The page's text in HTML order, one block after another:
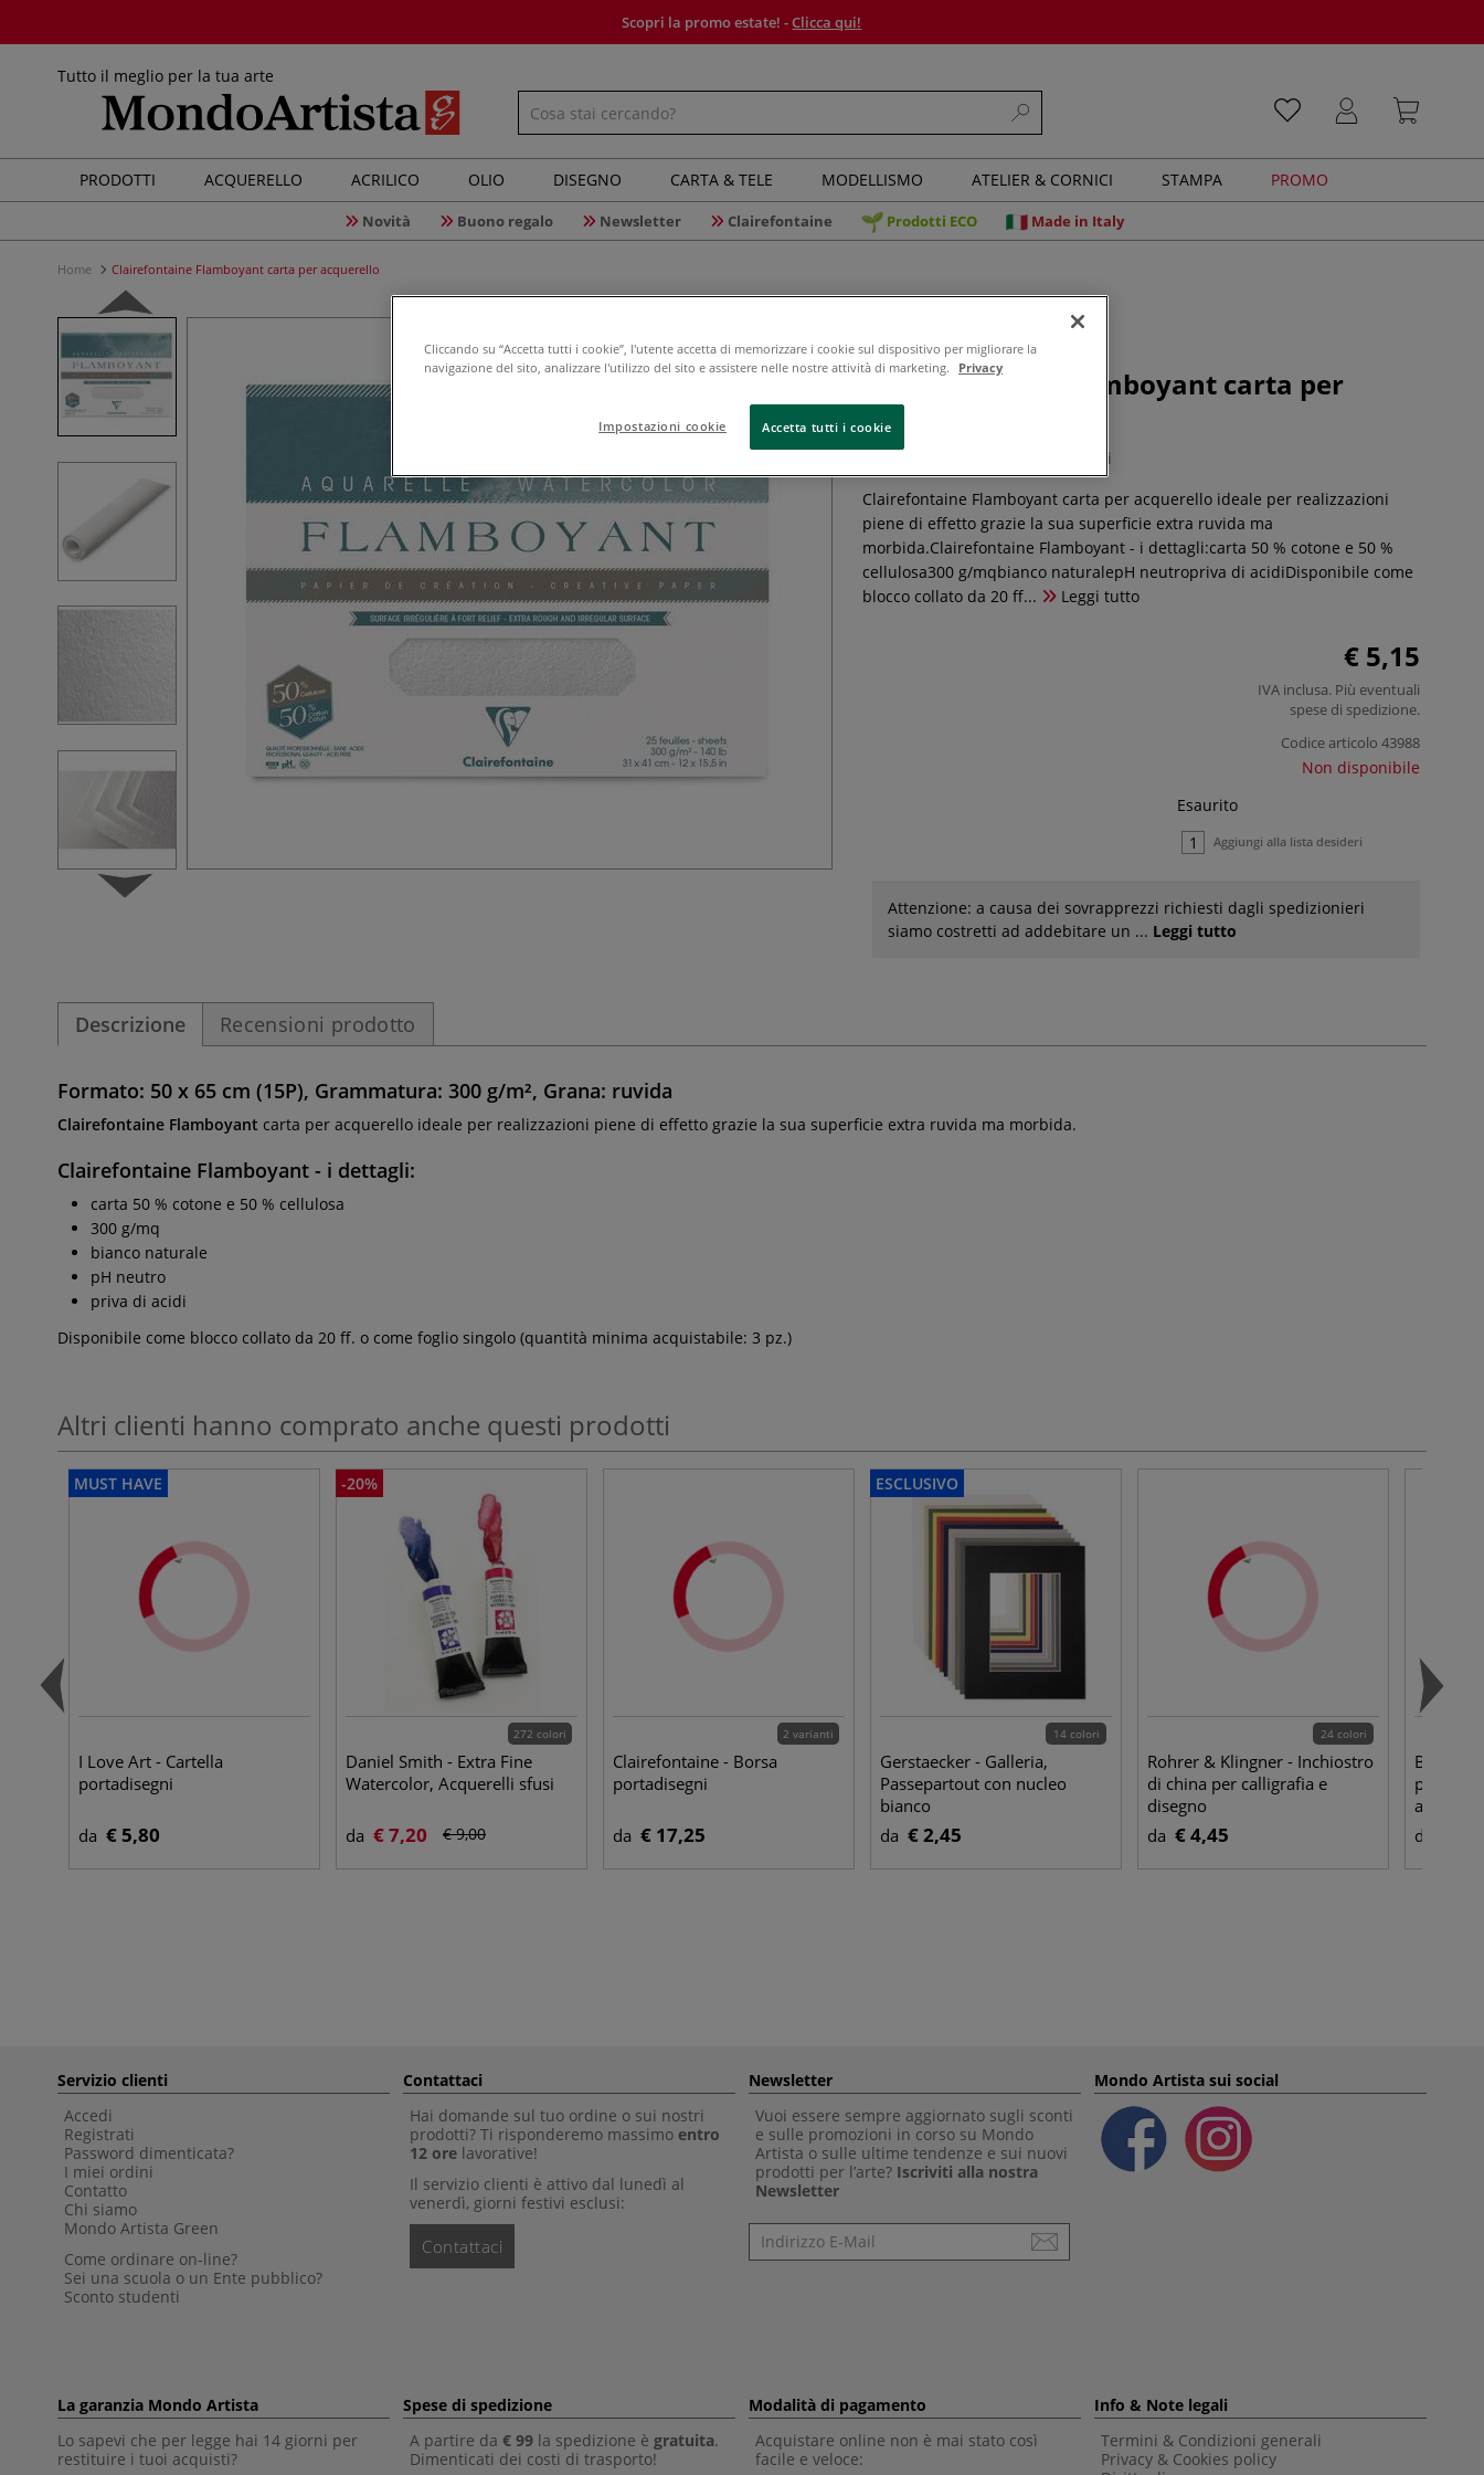
Scopri la promo estate! -Clicca qui!
Tutto il meglio per la tua arte
PRODOTTI ACQUERELLO ACRILICO OLIO DISEGNO CARTA & TELE MODELLISMO ATELIER & CORNICI STAMPA PROMO
Novità Buono regalo Newsletter Clairefontaine Prodotti ECO Made in Italy
Home Clairefontaine Flamboyant carta per acquerello
Clairefontaine Flamboyant carta per
acquerello
0 recensioni
Clairefontaine Flamboyant carta per acquerello ideale per realizzazioni
piene di effetto grazie la sua superficie extra ruvida ma
morbida.Clairefontaine Flamboyant - i dettagli:carta 50 % cotone e 50 %
cellulosa300 g/mqbianco naturalepH neutropriva di acidiDisponibile come
blocco collato da 20 ff...
Leggi tutto
€ 5,15
IVA inclusa. Più eventuali
spese di spedizione.
Codice articolo 43988
Non disponibile
Esaurito
Aggiungi alla lista desideri
Attenzione: a causa dei sovrapprezzi richiesti dagli spedizionieri
siamo costretti ad addebitare un ... Leggi tutto
Descrizione Recensioni prodotto
Formato: 50 x 65 cm (15P), Grammatura: 300 g/m², Grana: ruvida
Clairefontaine Flamboyant carta per acquerello ideale per realizzazioni piene di effetto grazie la sua superficie extra ruvida ma morbida.
Clairefontaine Flamboyant - i dettagli:
carta 50 % cotone e 50 % cellulosa
300 g/mq
bianco naturale
pH neutro
priva di acidi
Disponibile come blocco collato da 20 ff. o come foglio singolo (quantità minima acquistabile: 3 pz.)
Altri clienti hanno comprato anche questi prodotti
MUST HAVE
I Love Art - Cartella
portadisegni
da € 5,80
-20%
272 colori
Daniel Smith - Extra Fine
Watercolor, Acquerelli sfusi
da € 7,20 € 9,00
2 varianti
Clairefontaine - Borsa
portadisegni
da € 17,25
ESCLUSIVO
14 colori
Gerstaecker - Galleria,
Passepartout con nucleo
bianco
da € 2,45
24 colori
Rohrer & Klingner - Inchiostro
di china per calligrafia e
disegno
da € 4,45
Buste
auguri
da
Servizio clienti
Accedi
Registrati
Password dimenticata?
I miei ordini
Contatto
Chi siamo
Mondo Artista Green
Come ordinare on-line?
Sei una scuola o un Ente pubblico?
Sconto studenti
Contattaci
Hai domande sul tuo ordine o sui nostri
prodotti? Ti risponderemo massimo entro
12 ore lavorative!
Il servizio clienti è attivo dal lunedì al
venerdì, giorni festivi esclusi:
Contattaci
Newsletter
Vuoi essere sempre aggiornato sugli sconti
e sulle promozioni in corso su Mondo
Artista o sulle ultime tendenze e sui nuovi
prodotti per l’arte? Iscriviti alla nostra
Newsletter
Newsletter
Mondo Artista sui social
La garanzia Mondo Artista
Lo sapevi che per legge hai 14 giorni per
restituire i tuoi acquisti?
Spese di spedizione
A partire da € 99 la spedizione è gratuita.
Dimenticati dei costi di trasporto!
Modalità di pagamento
Acquistare online non è mai stato così
facile e veloce:
Info & Note legali
Termini & Condizioni generali
Privacy & Cookies policy
Cliccando su “Accetta tutti i cookie”, l'utente accetta di memorizzare i cookie sul dispositivo per migliorare la
navigazione del sito, analizzare l'utilizzo del sito e assistere nelle nostre attività di marketing.
Privacy
Impostazioni cookie Accetta tutti i cookie